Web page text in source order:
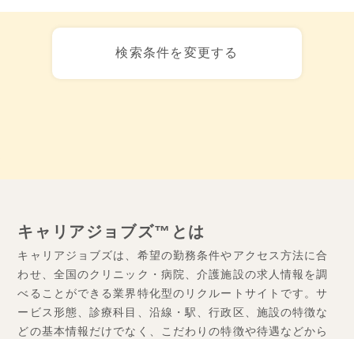
検索条件を変更する
キャリアジョブズ™とは
キャリアジョブズは、希望の勤務条件やアクセス方法に合
わせ、全国のクリニック・病院、介護施設の求人情報を調
べることができる業界特化型のリクルートサイトです。サ
ービス形態、診療科目、沿線・駅、行政区、施設の特徴な
どの基本情報だけでなく、こだわりの特徴や待遇などから